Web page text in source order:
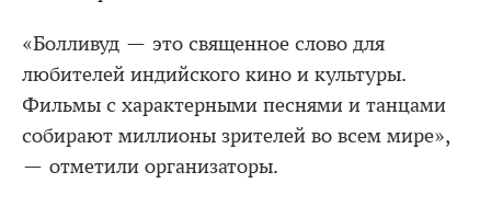
«Болливуд — это священное слово для
любителей индийского кино и культуры.
Фильмы с характерными песнями и танцами
собирают миллионы зрителей во всем мире»,
— отметили организаторы.